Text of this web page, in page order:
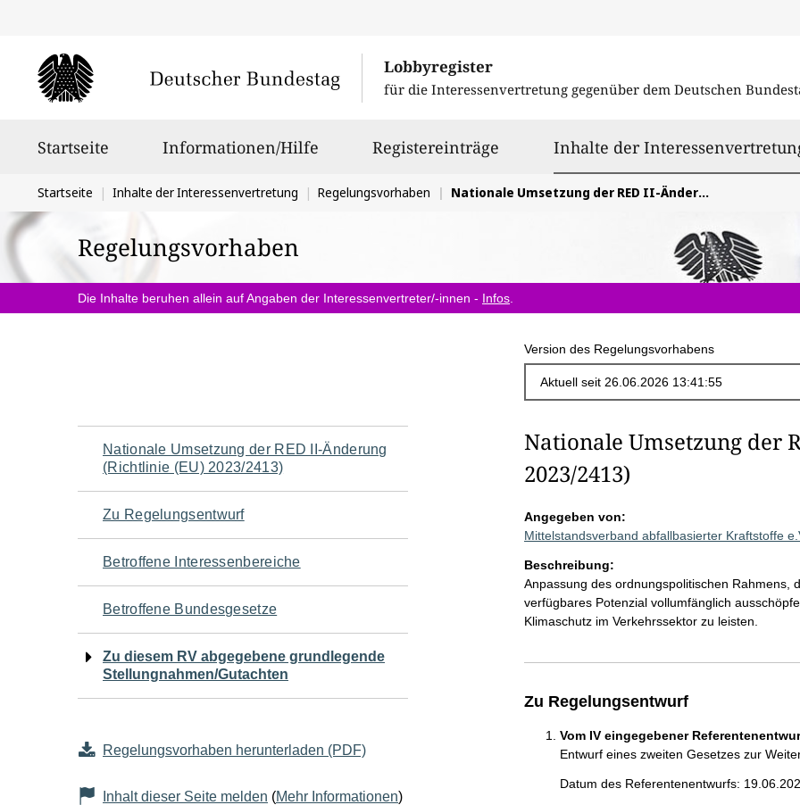
Lobbyregister
für die Interessenvertretung gegenüber dem Deutschen
Startseite Informationen/Hilfe Registereinträge Inhalte der
Sie
befinden
sich
hier:
Startseite Inhalte der Interessenvertretung Regelungsvorhaben Nationale Umsetzung der RED II-Änderung (Richtlinie (EU) 2023/2413)
Regelungsvorhaben
Die Inhalte beruhen allein auf Angaben der Interessenvertreter/-innen - Infos
Version des Regelungsvorhabens
Navigation
für
den
Seiteninhalt
Nationale Umsetzung der RED II-Änderung
(Richtlinie (EU) 2023/2413)
Zu Regelungsentwurf
Betroffene Interessenbereiche
Betroffene Bundesgesetze
Zu diesem RV abgegebene grundlegende
Stellungnahmen/Gutachten
Regelungsvorhaben herunterladen (PDF)
Inhalt dieser Seite melden (Mehr Informationen)
Nationale Umsetzung der
2023/2413)
Angegeben von:
Mittelstandsverband abfallbasierter Kraftstoffe
Beschreibung:
Anpassung des ordnungspolitischen Rahmens,
verfügbares Potenzial vollumfänglich
Klimaschutz im Verkehrssektor zu leisten.
Zu Regelungsentwurf
Vom IV eingegebener
Entwurf eines zweiten Gesetzes zur
Datum des Referentenentwurfs: